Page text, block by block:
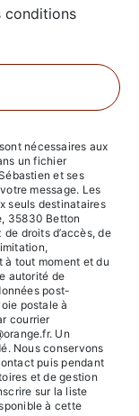
conditions
nécessaires aux
un fichier
et ses
message. Les
seuls destinataires
35830 Betton
droits d’accès, de
à tout moment et du
autorité de
post-
postale à
courrier
Un
Nous conservons
puis pendant
et de gestion
sur la liste
à cette